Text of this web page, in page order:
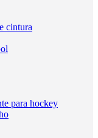
cintura
para hockey